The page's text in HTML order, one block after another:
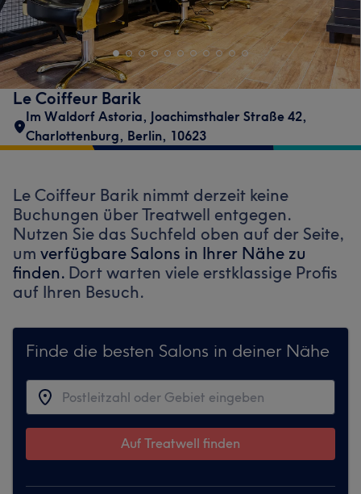
Le Coiffeur Barik
Im Waldorf Astoria, Joachimsthaler Straße 42,
Charlottenburg, Berlin, 10623
Le Coiffeur Barik nimmt derzeit keine
Buchungen über Treatwell entgegen.
Nutzen Sie das Suchfeld oben auf der Seite,
um verfügbare Salons in Ihrer Nähe zu
finden. Dort warten viele erstklassige Profis
auf Ihren Besuch.
Finde die besten Salons in deiner Nähe
Auf Treatwell finden